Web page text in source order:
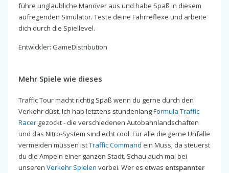
führe unglaubliche Manöver aus und habe Spaß in diesem
aufregenden Simulator. Teste deine Fahrreflexe und arbeite
dich durch die Spiellevel.
Entwickler: GameDistribution
Mehr Spiele wie dieses
Traffic Tour macht richtig Spaß wenn du gerne durch den
Verkehr düst. Ich hab letztens stundenlangFormula Traffic
Racer gezockt - die verschiedenen Autobahnlandschaften
und das Nitro-System sind echt cool. Für alle die gerne Unfälle
vermeiden müssen istTraffic Command ein Muss; da steuerst
du die Ampeln einer ganzen Stadt. Schau auch mal bei
unseren Verkehr Spielen vorbei. Wer es etwas entspannter